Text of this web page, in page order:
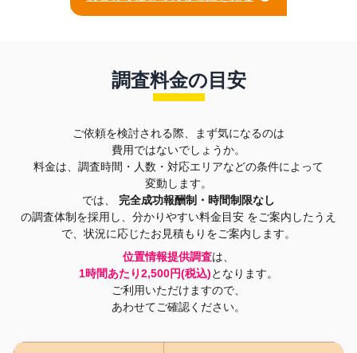
調査料金の目安
ご依頼を検討される際、まず気になるのは
費用ではないでしょうか。
料金は、調査時間・人数・対応エリアなどの条件によって
変動します。
では、 完全成功報酬制・時間制限なし
の調査体制を採用し、分かりやすい料金目安 をご案内したうえ
で、状況に応じたお見積もりをご案内します。
位置情報提供調査は、
1時間あたり2,500円(税込)となります。
ご利用いただけますので、
あわせてご確認ください。